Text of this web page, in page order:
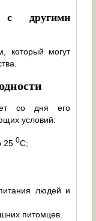
с другими
который могут
со дня его
условий:
250С;
людей и
питомцев.